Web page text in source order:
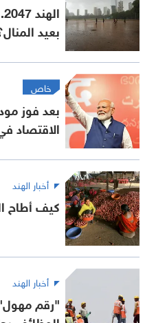
بعيد
خاص
بعد فوز
الاقتصاد
أخبار الهند
كيف أطاح
أخبار الهند
"رقم